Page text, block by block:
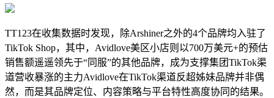
TT123在收集数据时发现，除Arshiner之外的4个品牌均入驻了
TikTok Shop， 其中，Avidlove美区小店则以700万美元+的预估
销售额遥遥领先于“同服”的其他品牌， 成为支撑集团TikTok渠
道营收暴涨的主力Avidlove在TikTok渠道反超姊妹品牌并非偶
然，而是其品牌定位、内容策略与平台特性高度协同的结果。